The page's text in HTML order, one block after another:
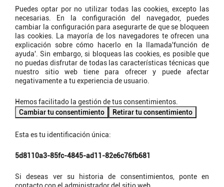
Puedes optar por no utilizar todas las cookies, excepto las
necesarias. En la configuración del navegador, puedes
cambiar la configuración para asegurarte de que se bloqueen
las cookies. La mayoría de los navegadores te ofrecen una
explicación sobre cómo hacerlo en la llamada'función de
ayuda'. Sin embargo, si bloqueas las cookies, es posible que
no puedas disfrutar de todas las características técnicas que
nuestro sitio web tiene para ofrecer y puede afectar
negativamente a tu experiencia de usuario.
Hemos facilitado la gestión de tus consentimientos.
Cambiar tu consentimiento
Retirar tu consentimiento
Esta es tu identificación única:
5d8110a3-85fc-4845-ad11-82e6c76fb681
Si deseas ver su historia de consentimientos, ponte en